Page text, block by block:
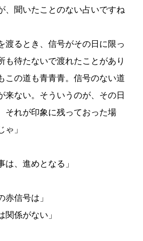
、聞いたことのない占いですね
渡るとき、信号がその日に限っ
も待たないで渡れたことがあり
この道も青青青。信号のない道
来ない。そういうのが、その日
それが印象に残っておった場
」
は、進めとなる」
赤信号は」
関係がない」